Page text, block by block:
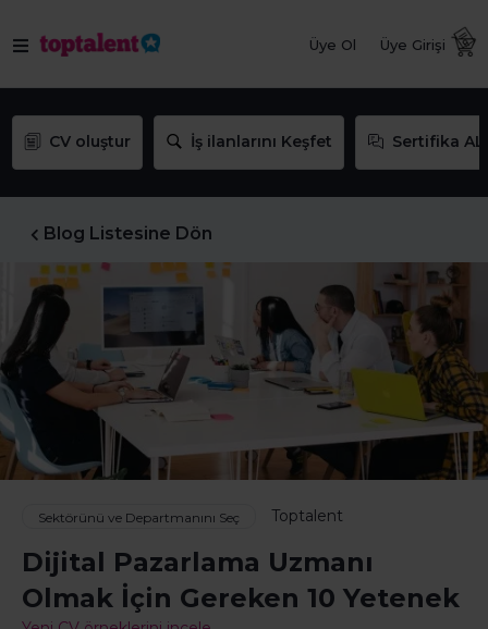
Üye Ol Üye Girişi
CV oluştur İş ilanlarını Keşfet Sertifika AL
Blog Listesine Dön
Sektörünü ve Departmanını Seç Toptalent
Dijital Pazarlama Uzmanı
Olmak İçin Gereken 10 Yetenek